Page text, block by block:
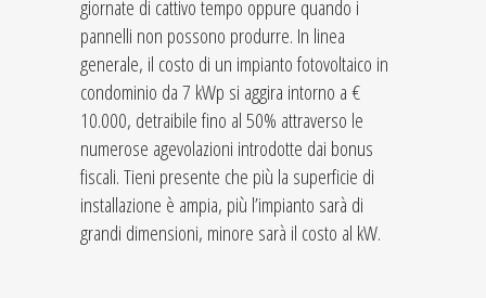
giornate di cattivo tempo oppure quando i
pannelli non possono produrre. In linea
generale, il costo di un impianto fotovoltaico in
condominio da 7 kWp si aggira intorno a €
10.000, detraibile fino al 50% attraverso le
numerose agevolazioni introdotte dai bonus
fiscali. Tieni presente che più la superficie di
installazione è ampia, più l’impianto sarà di
grandi dimensioni, minore sarà il costo al kW.